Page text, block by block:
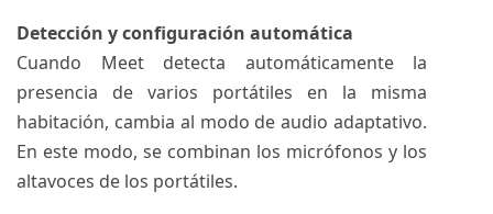
Detección y configuración automática
Cuando Meet detecta automáticamente la
presencia de varios portátiles en la misma
habitación, cambia al modo de audio adaptativo.
En este modo, se combinan los micrófonos y los
altavoces de los portátiles.